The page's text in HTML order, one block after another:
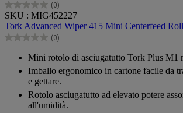
(0)
0.0
su
5
stelle.
SKU : MIG452227
Tork Advanced Wiper 415 Mini Centerfeed Roll
(0)
0.0
stelle.
Mini rotolo di asciugatutto Tork Plus M1
Imballo ergonomico in cartone facile da
e gettare.
Rotolo asciugatutto ad elevato potere
all'umidità.